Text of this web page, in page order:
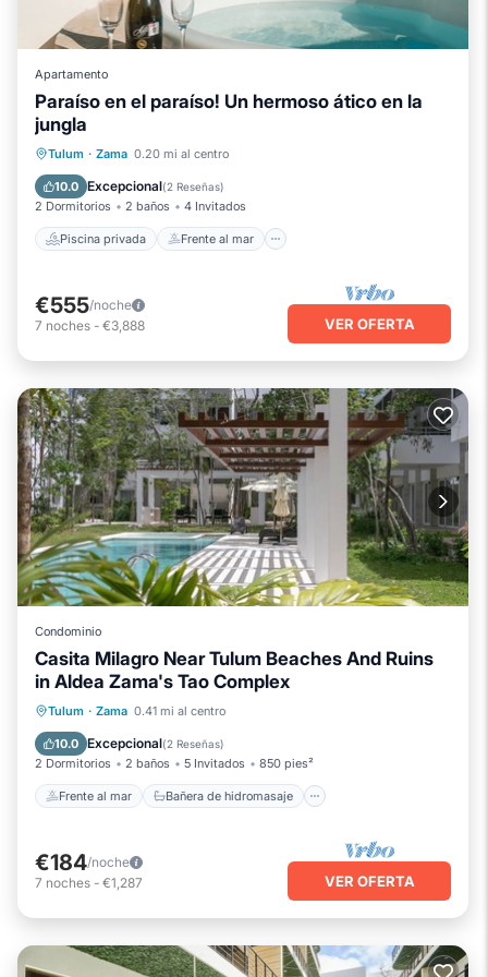
Apartamento
Paraíso en el paraíso! Un hermoso ático en la
jungla
Tulum · Zama 0.20 mi al centro
10.0 Excepcional(2 Reseñas)
2 Dormitorios 2 baños 4 Invitados
Piscina privada Frente al mar
Piscina privada
Bañera de hidromasaje
€555/noche
7 noches - €3,888 VER OFERTA
Condominio
Casita Milagro Near Tulum Beaches And Ruins
in Aldea Zama's Tao Complex
Tulum · Zama 0.41 mi al centro
10.0 Excepcional(2 Reseñas)
2 Dormitorios 2 baños 5 Invitados 850 pies²
Frente al mar Bañera de hidromasaje
Frente al mar
Bañera de hidromasaje
Aparcamiento
€184/noche
7 noches - €1,287 VER OFERTA